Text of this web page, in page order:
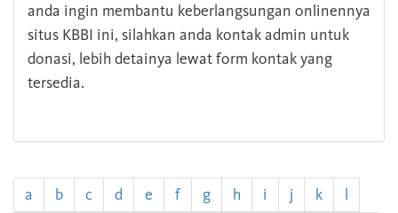
anda ingin membantu keberlangsungan onlinennya
situs KBBI ini, silahkan anda kontak admin untuk
donasi, lebih detainya lewat form kontak yang
tersedia.
a b c d e f g h i j k l